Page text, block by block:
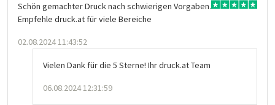
Schön gemachter Druck nach schwierigen Vorgaben.
Empfehle druck.at für viele Bereiche
02.08.2024 11:43:52
Vielen Dank für die 5 Sterne! Ihr druck.at Team
06.08.2024 12:31:59